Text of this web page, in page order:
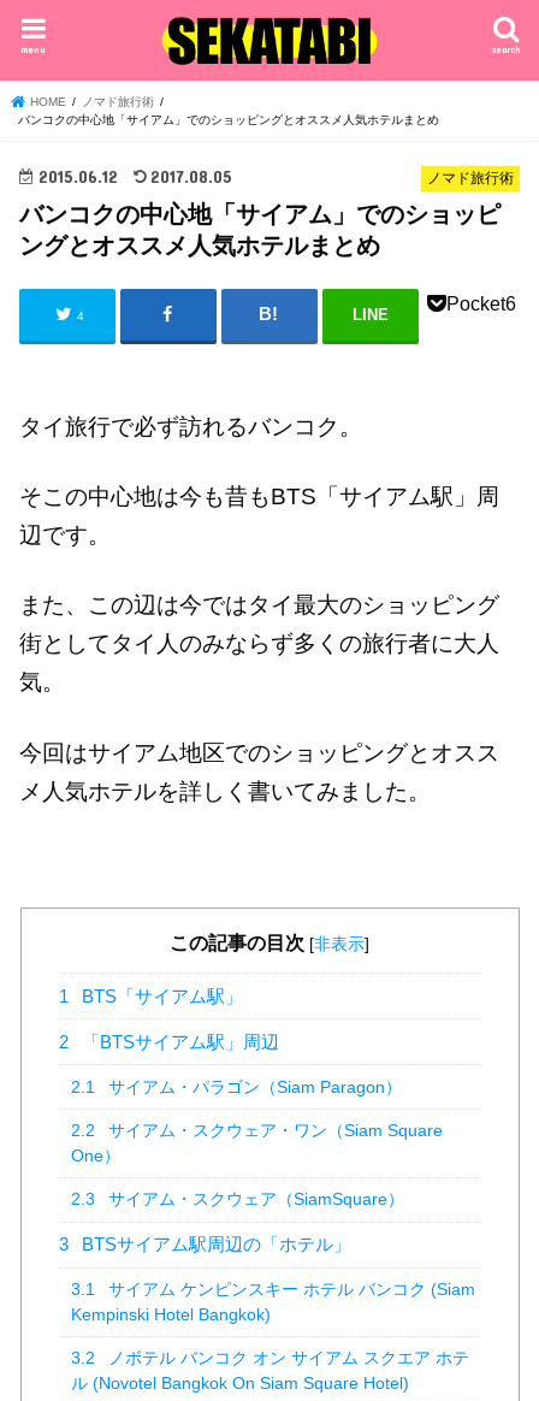
search
menu
HOME
ノマド旅行術
バンコクの中心地「サイアム」でのショッピングとオススメ人気ホテルまとめ
ノマド旅行術
2015.06.12 2017.08.05
バンコクの中心地「サイアム」でのショッピ
ングとオススメ人気ホテルまとめ
4 LINE
Pocket6
タイ旅行で必ず訪れるバンコク。
そこの中心地は今も昔もBTS「サイアム駅」周
辺です。
また、この辺は今ではタイ最大のショッピング
街としてタイ人のみならず多くの旅行者に大人
気。
今回はサイアム地区でのショッピングとオスス
メ人気ホテルを詳しく書いてみました。
この記事の目次 [非表示]
1 BTS「サイアム駅」
2 「BTSサイアム駅」周辺
2.1 サイアム・パラゴン（Siam Paragon）
2.2
サイアム・スクウェア・ワン（Siam Square
One）
2.3 サイアム・スクウェア（SiamSquare）
3 BTSサイアム駅周辺の「ホテル」
3.1
サイアム ケンピンスキー ホテル バンコク (Siam
Kempinski Hotel Bangkok)
3.2
ノボテル バンコク オン サイアム スクエア ホテ
ル (Novotel Bangkok On Siam Square Hotel)